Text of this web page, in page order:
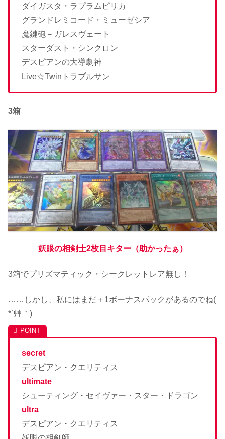
ダイガスタ・ラプラムピリカ
グランドレミコード・ミューゼシア
魔鍵砲－ガレスヴェート
スターダスト・シンクロン
デスピアンの大導劇神
Live☆Twinトラブルサン
3箱
妖眼の相剣士2枚目キター（助かったぁ）
3箱でプリズマティック・シークレットレア無し！
……しかし、私にはまだ＋1ボーナスパックがあるのでね(
*´艸｀)
secret
デスピアン・クエリティス
ultimate
シューティング・セイヴァー・スター・ドラゴン
ultra
デスピアン・クエリティス